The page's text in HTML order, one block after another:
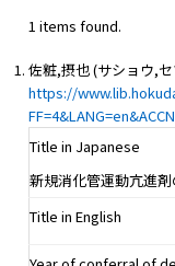
1 items found.
佐粧,摂也 (サショウ,
https://
Title in Japanese
新規消化管運動亢進
Title in English